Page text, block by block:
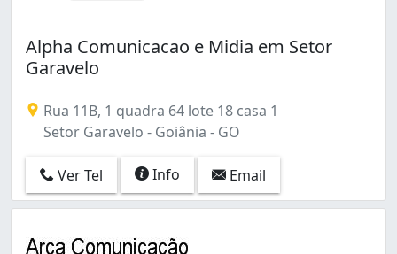
Alpha Comunicacao e Midia em Setor
Garavelo
Rua 11B, 1 quadra 64 lote 18 casa 1
Setor Garavelo - Goiânia - GO
Ver Tel Info Email